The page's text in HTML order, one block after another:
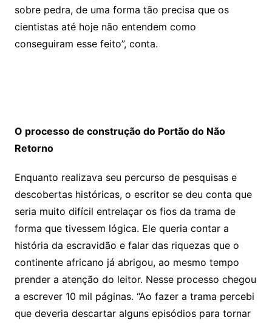
sobre pedra, de uma forma tão precisa que os
cientistas até hoje não entendem como
conseguiram esse feito”, conta.
O processo de construção do Portão do Não
Retorno
Enquanto realizava seu percurso de pesquisas e
descobertas históricas, o escritor se deu conta que
seria muito difícil entrelaçar os fios da trama de
forma que tivessem lógica. Ele queria contar a
história da escravidão e falar das riquezas que o
continente africano já abrigou, ao mesmo tempo
prender a atenção do leitor. Nesse processo chegou
a escrever 10 mil páginas. “Ao fazer a trama percebi
que deveria descartar alguns episódios para tornar